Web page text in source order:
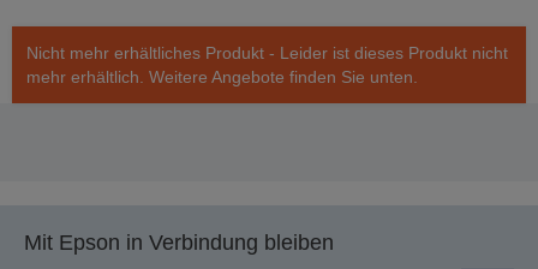
Nicht mehr erhältliches Produkt - Leider ist dieses Produkt nicht
mehr erhältlich. Weitere Angebote finden Sie unten.
Mit Epson in Verbindung bleiben